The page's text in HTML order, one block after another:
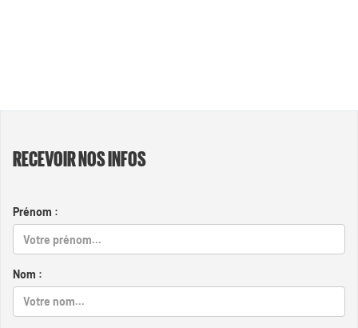
RECEVOIR NOS INFOS
Prénom :
Nom :